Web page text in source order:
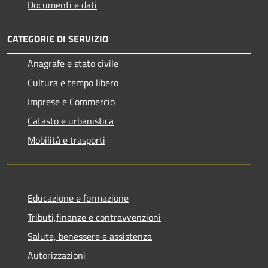
Documenti e dati
CATEGORIE DI SERVIZIO
Anagrafe e stato civile
Cultura e tempo libero
Imprese e Commercio
Catasto e urbanistica
Mobilità e trasporti
Educazione e formazione
Tributi,finanze e contravvenzioni
Salute, benessere e assistenza
Autorizzazioni